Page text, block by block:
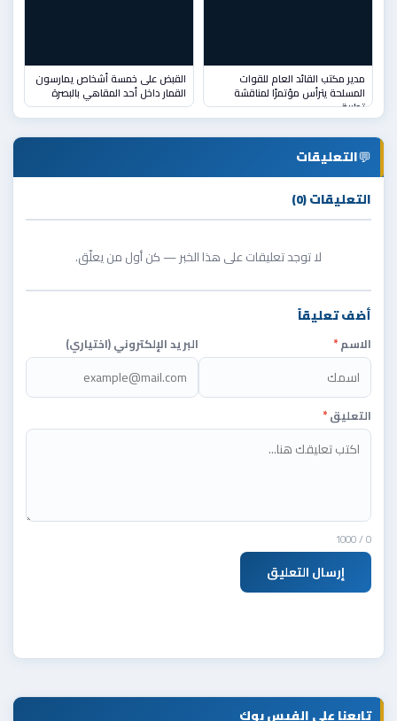
مدير مكتب القائد العام للقوات
المسلحة يترأس مؤتمرًا لمناقشة
تطبيق
القبض على خمسة أشخاص يمارسون
القمار داخل أحد المقاهي بالبصرة
💬التعليقات
التعليقات (0)
لا توجد تعليقات على هذا الخبر — كن أول من يعلّق.
أضف تعليقاً
الاسم* البريد الإلكتروني (اختياري)
التعليق*
0
/ 1000
إرسال التعليق
تابعنا على الفيس بوك